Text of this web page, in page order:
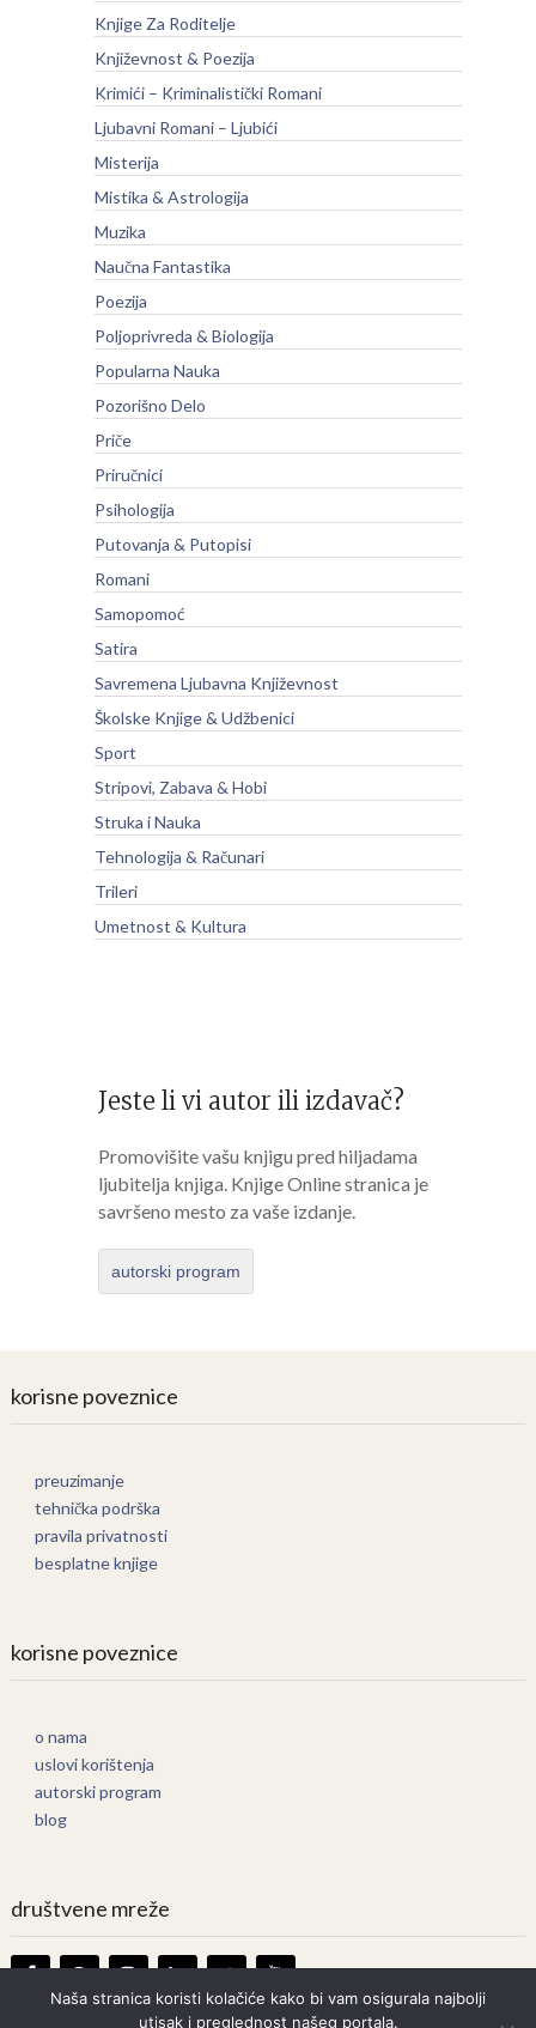
Knjige Za Roditelje
Književnost & Poezija
Krimići – Kriminalistički Romani
Ljubavni Romani – Ljubići
Misterija
Mistika & Astrologija
Muzika
Naučna Fantastika
Poezija
Poljoprivreda & Biologija
Popularna Nauka
Pozorišno Delo
Priče
Priručnici
Psihologija
Putovanja & Putopisi
Romani
Samopomoć
Satira
Savremena Ljubavna Književnost
Školske Knjige & Udžbenici
Sport
Stripovi, Zabava & Hobi
Struka i Nauka
Tehnologija & Računari
Trileri
Umetnost & Kultura
Jeste li vi autor ili izdavač?
Promovišite vašu knjigu pred hiljadama
ljubitelja knjiga. Knjige Online stranica je
savršeno mesto za vaše izdanje.
autorski program
korisne poveznice
preuzimanje
tehnička podrška
pravila privatnosti
besplatne knjige
korisne poveznice
o nama
uslovi korištenja
autorski program
blog
društvene mreže
Naša stranica koristi kolačiće kako bi vam osigurala najbolji
utisak i preglednost našeg portala.